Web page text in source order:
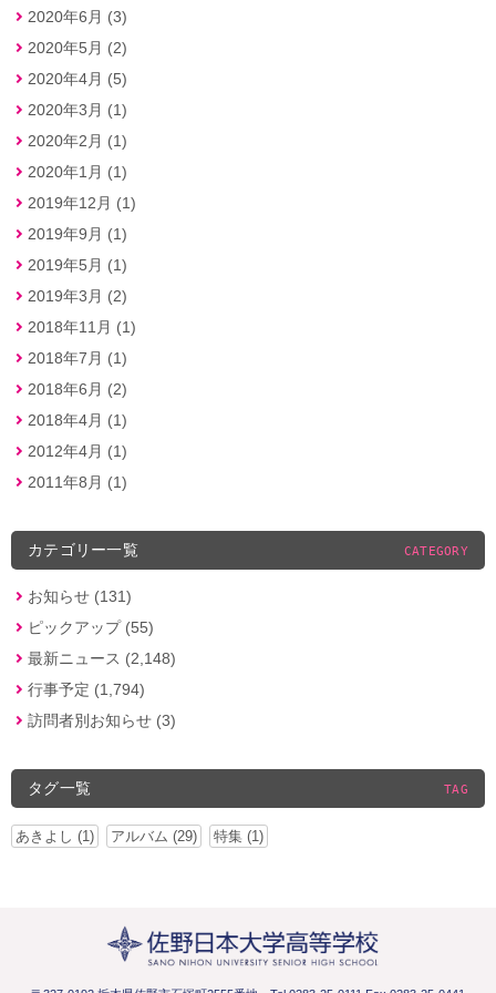
2020年6月 (3)
2020年5月 (2)
2020年4月 (5)
2020年3月 (1)
2020年2月 (1)
2020年1月 (1)
2019年12月 (1)
2019年9月 (1)
2019年5月 (1)
2019年3月 (2)
2018年11月 (1)
2018年7月 (1)
2018年6月 (2)
2018年4月 (1)
2012年4月 (1)
2011年8月 (1)
カテゴリー一覧 CATEGORY
お知らせ (131)
ピックアップ (55)
最新ニュース (2,148)
行事予定 (1,794)
訪問者別お知らせ (3)
タグ一覧 TAG
あきよし (1) アルバム (29) 特集 (1)